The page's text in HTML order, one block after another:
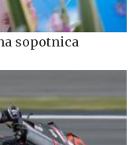
sopotnica